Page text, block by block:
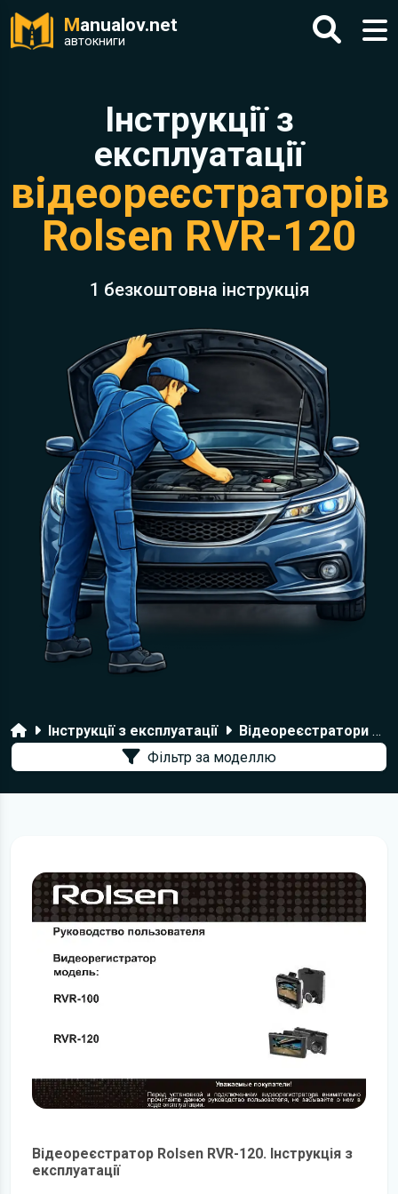
Manualov.net
автокниги
Інструкції з
експлуатації
відеореєстраторів
Rolsen RVR-120
1 безкоштовна інструкція
ГоловнаІнструкції з експлуатації
Відеореєстратори Rolsen
Фільтр за моделлю
Відеореєстратор Rolsen RVR-120. Інструкція з
експлуатації